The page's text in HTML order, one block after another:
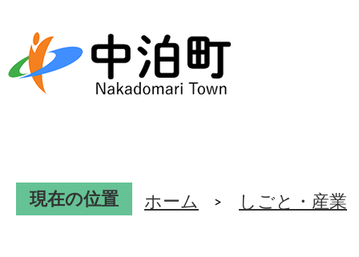
現在の位置 ホーム しごと・産業